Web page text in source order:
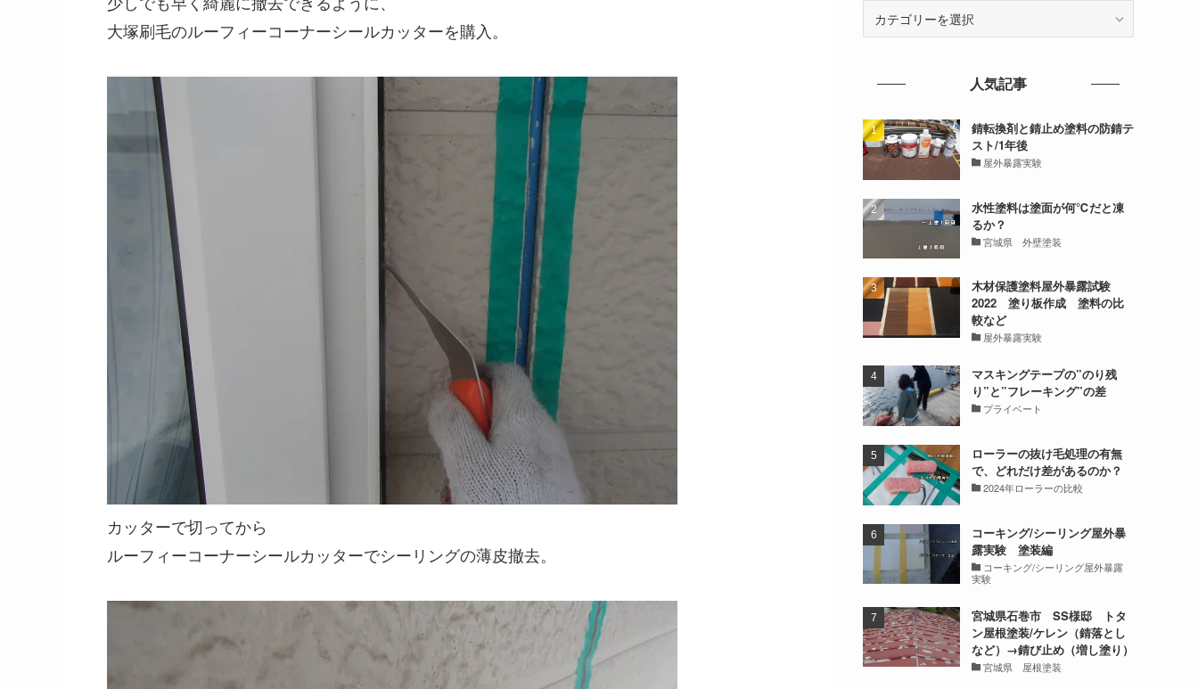
大塚刷毛のルーフィーコーナーシールカッターを購入。
カッターで切ってから
ルーフィーコーナーシールカッターでシーリングの薄皮撤去。
人気記事
錆転換剤と錆止め塗料の防錆テ
スト/1年後
屋外暴露実験
水性塗料は塗面が何℃だと凍
るか？
宮城県 外壁塗装
木材保護塗料屋外暴露試験
2022 塗り板作成 塗料の比
較など
屋外暴露実験
マスキングテープの”のり残
り”と”フレーキング”の差
プライベート
ローラーの抜け毛処理の有無
で、どれだけ差があるのか？
2024年ローラーの比較
コーキング/シーリング屋外暴
露実験 塗装編
コーキング/シーリング屋外暴露
実験
宮城県石巻市 SS様邸 トタ
ン屋根塗装/ケレン（錆落とし
など）→錆び止め（増し塗り）
宮城県 屋根塗装